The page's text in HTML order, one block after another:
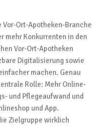
Vor-Ort-Apotheken-Branche
mehr Konkurrenten in den
Vor-Ort-Apotheken
Digitalisierung sowie
machen. Genau
Rolle: Mehr Online-
und Pflegeaufwand und
und App.
Zielgruppe wirklich